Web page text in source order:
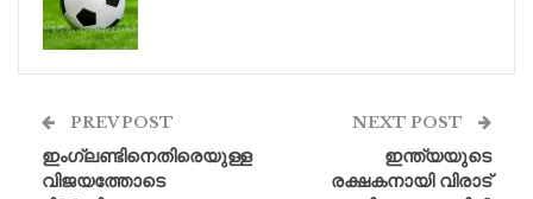
PREV POST
ഇംഗ്ലണ്ടിനെതിരെയുള്ള
വിജയത്തോടെ
NEXT POST
ഇന്ത്യയുടെ
രക്ഷകനായി വിരാട്